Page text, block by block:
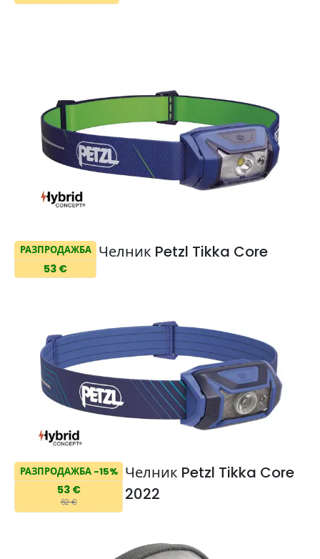
РАЗПРОДАЖБА
53 €
Челник Petzl Tikka Core
РАЗПРОДАЖБА -15%
53 €
62 €
Челник Petzl Tikka Core
2022